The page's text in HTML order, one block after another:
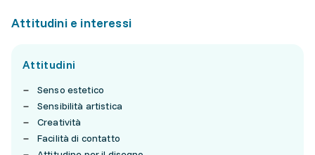
Attitudini e interessi
Attitudini
Senso estetico
Sensibilità artistica
Creatività
Facilità di contatto